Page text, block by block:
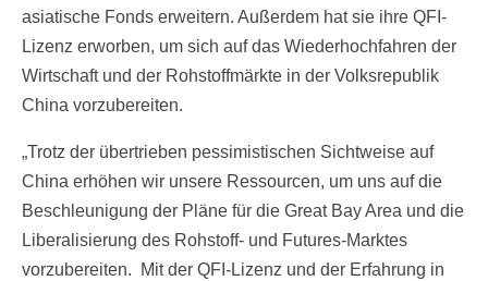
asiatische Fonds erweitern. Außerdem hat sie ihre QFI-
Lizenz erworben, um sich auf das Wiederhochfahren der
Wirtschaft und der Rohstoffmärkte in der Volksrepublik
China vorzubereiten.
„Trotz der übertrieben pessimistischen Sichtweise auf
China erhöhen wir unsere Ressourcen, um uns auf die
Beschleunigung der Pläne für die Great Bay Area und die
Liberalisierung des Rohstoff- und Futures-Marktes
vorzubereiten. Mit der QFI-Lizenz und der Erfahrung in